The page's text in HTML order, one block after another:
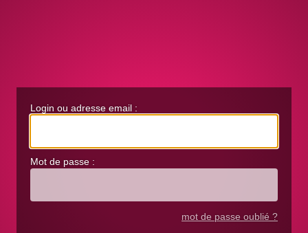
Login ou adresse email :
Mot de passe :
mot de passe oublié ?